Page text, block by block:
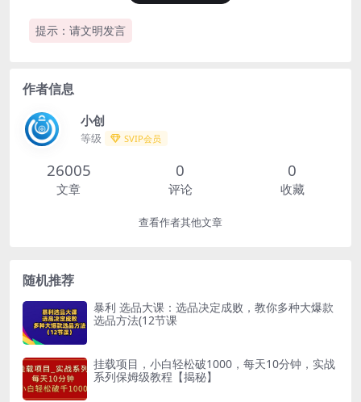
提示：请文明发言
作者信息
小创
等级 SVIP会员
26005
文章
0
评论
0
收藏
查看作者其他文章
随机推荐
暴利 选品大课：选品决定成败，教你多种大爆款
选品方法(12节课
挂载项目，小白轻松破1000，每天10分钟，实战
系列保姆级教程【揭秘】